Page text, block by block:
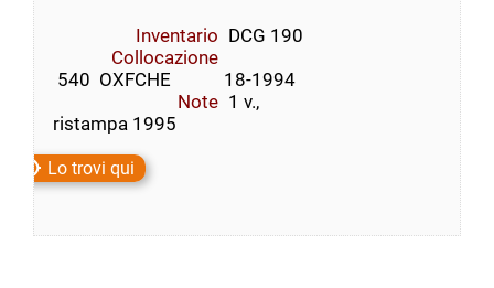
Inventario DCG 190
Collocazione
540  OXFCHE            18-1994
Note 1 v.,
ristampa 1995
Lo trovi qui